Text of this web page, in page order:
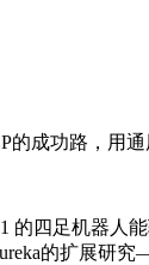
的成功路，用
四足机器人能
的扩展研究